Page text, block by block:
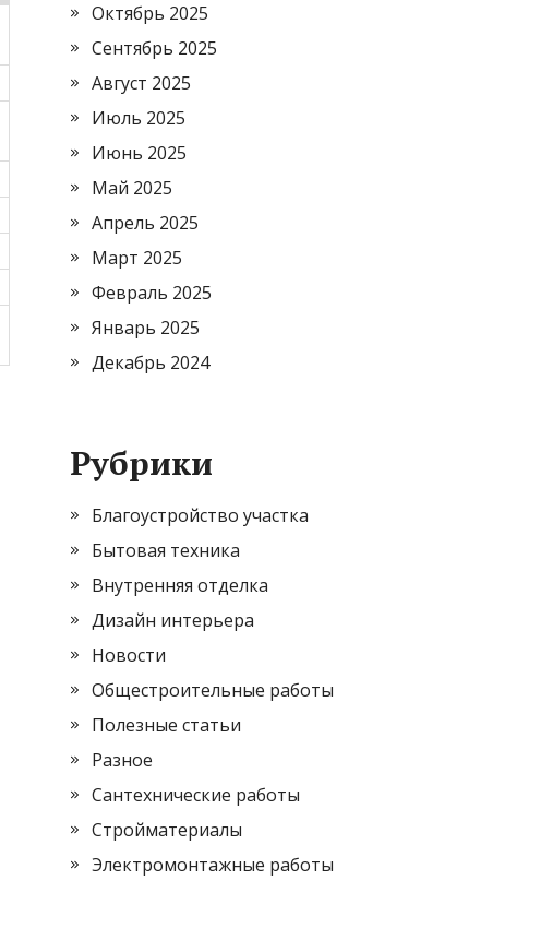
Октябрь 2025
Сентябрь 2025
Август 2025
Июль 2025
Июнь 2025
Май 2025
Апрель 2025
Март 2025
Февраль 2025
Январь 2025
Декабрь 2024
Рубрики
Благоустройство участка
Бытовая техника
Внутренняя отделка
Дизайн интерьера
Новости
Общестроительные работы
Полезные статьи
Разное
Сантехнические работы
Стройматериалы
Электромонтажные работы